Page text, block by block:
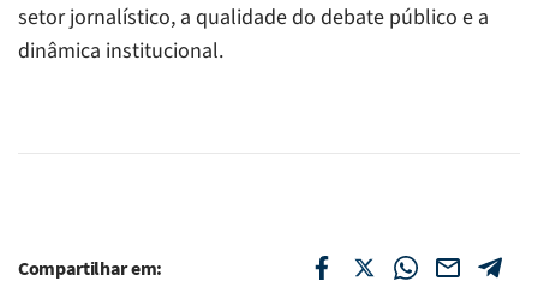
setor jornalístico, a qualidade do debate público e a
dinâmica institucional.
Compartilhar em: